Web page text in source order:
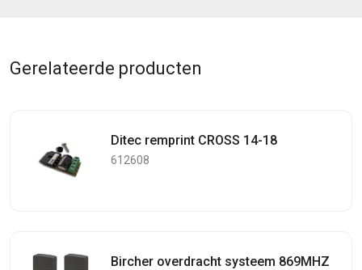
Gerelateerde producten
Ditec remprint CROSS 14-18
612608
Bircher overdracht systeem 869MHZ